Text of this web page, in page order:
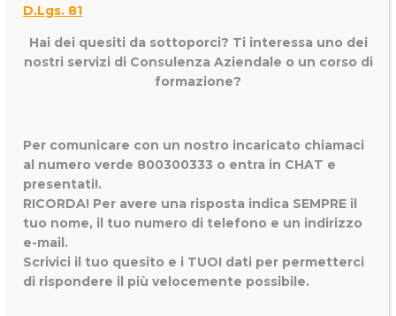
D.Lgs. 81
Hai dei quesiti da sottoporci? Ti interessa uno dei
nostri servizi di Consulenza Aziendale o un corso di
formazione?
Per comunicare con un nostro incaricato chiamaci
al numero verde 800300333 o entra in CHAT e
presentati!.
RICORDA! Per avere una risposta indica SEMPRE il
tuo nome, il tuo numero di telefono e un indirizzo
e-mail.
Scrivici il tuo quesito e i TUOI dati per permetterci
di rispondere il più velocemente possibile.